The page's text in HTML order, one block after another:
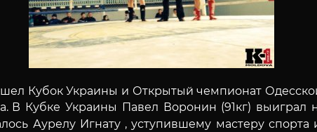
Кубок Украины и Открытый чемпионат
В Кубке Украины Павел Воронин (91кг) выиграл
Аурелу Игнату , уступившему мастеру